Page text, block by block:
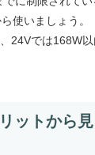
使いましょう。
24Vでは168W
ットから